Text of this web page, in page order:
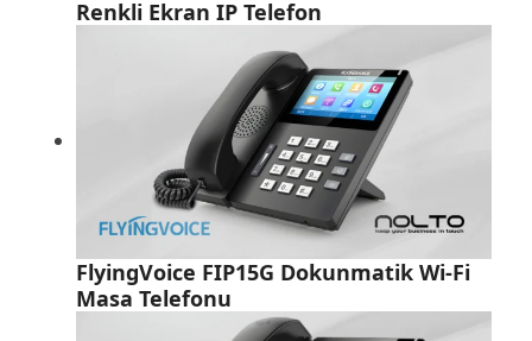
Renkli Ekran IP Telefon
FlyingVoice FIP15G Dokunmatik Wi-Fi
Masa Telefonu